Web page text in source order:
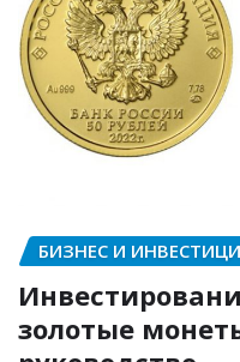
БИЗНЕС И
золотые